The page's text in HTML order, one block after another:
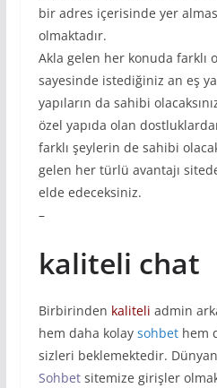
bir adres içerisinde yer
olmaktadır.
Akla gelen her konuda farklı
sayesinde istediğiniz an eş
yapıların da sahibi
özel yapıda olan
farklı şeylerin de sahibi
gelen her türlü avantajı
elde edeceksiniz.
–
kaliteli chat
Birbirinden kaliteli admin
hem daha kolay sohbethem
sizleri beklemektedir.
Sohbetsitemize girişler